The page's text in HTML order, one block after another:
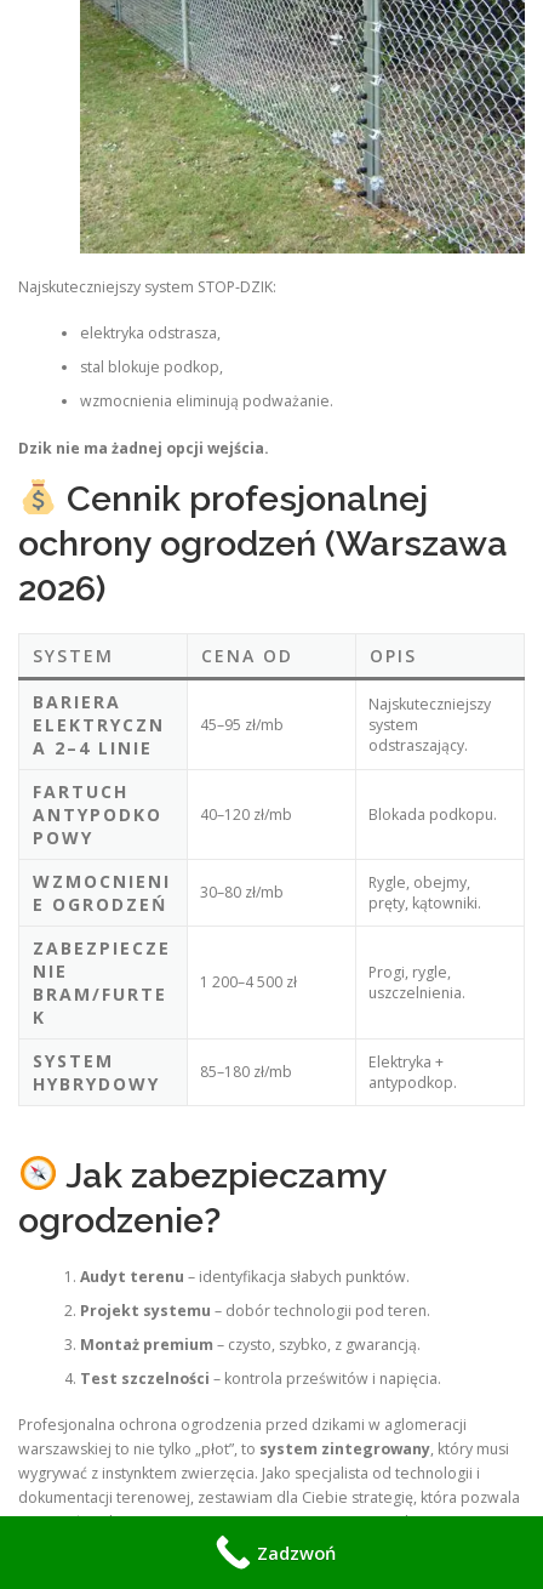
Najskuteczniejszy system STOP‑DZIK:
elektryka odstrasza,
stal blokuje podkop,
wzmocnienia eliminują podważanie.
Dzik nie ma żadnej opcji wejścia.
Cennik profesjonalnej
ochrony ogrodzeń (Warszawa
2026)
SYSTEM CENA OD
OPIS
BARIERA
ELEKTRYCZN
A 2–4 LINIE
45–95 zł/mb
Najskuteczniejszy
system
odstraszający.
FARTUCH
ANTYPODKO
POWY
40–120 zł/mb Blokada podkopu.
WZMOCNIENI
E OGRODZEŃ
30–80 zł/mb
Rygle, obejmy,
pręty, kątowniki.
ZABEZPIECZE
NIE
BRAM/FURTE
K
1 200–4 500 zł
Progi, rygle,
uszczelnienia.
SYSTEM
HYBRYDOWY
85–180 zł/mb
Elektryka +
antypodkop.
Jak zabezpieczamy
ogrodzenie?
Audyt terenu – identyfikacja słabych punktów.
Projekt systemu – dobór technologii pod teren.
Montaż premium – czysto, szybko, z gwarancją.
Test szczelności – kontrola prześwitów i napięcia.
Profesjonalna ochrona ogrodzenia przed dzikami w aglomeracji
warszawskiej to nie tylko „płot”, to system zintegrowany, który musi
wygrywać z instynktem zwierzęcia. Jako specjalista od technologii i
dokumentacji terenowej, zestawiam dla Ciebie strategię, która pozwala
zamienić podatną na zniszczenia posesję w tzw. „twierdzę”.
Oto filary profesjonalnego podejścia:Zadzwoń